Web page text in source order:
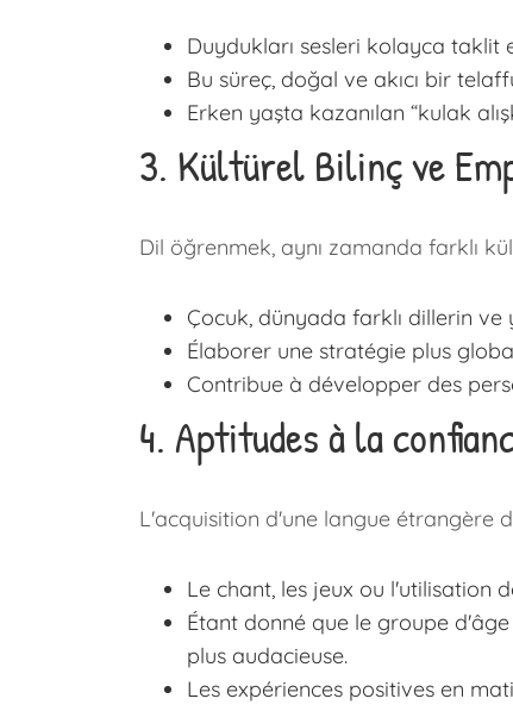
Duydukları sesleri kolayca taklit
Bu süreç, doğal ve akıcı bir
Erken yaşta kazanılan “kulak
3. Kültürel Bilinç ve
Dil öğrenmek, aynı zamanda farklı
Çocuk, dünyada farklı dillerin
Élaborer une stratégie plus
Contribue à développer des
4. Aptitudes à la
L'acquisition d'une langue étrangère
Le chant, les jeux ou l'utilisation
Étant donné que le groupe
plus audacieuse.
Les expériences positives en